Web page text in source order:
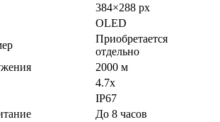
384×288 px
OLED
Приобретается
отдельно
2000 м
4.7х
IP67
До 8 часов